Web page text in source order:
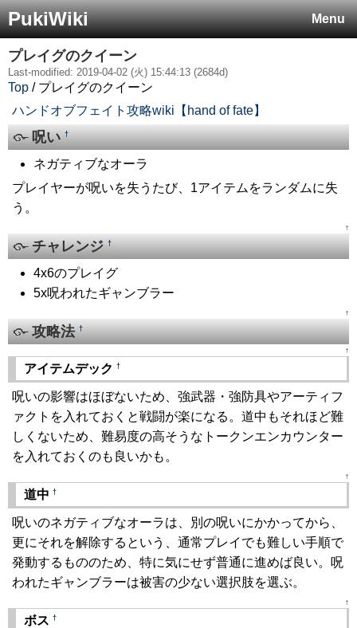
Menu
PukiWiki
プレイグのクイーン
Last-modified: 2019-04-02 (火) 15:44:13 (2684d)
Top / プレイグのクイーン
ハンドオブフェイト攻略wiki【hand of fate】
呪い†
ネガティブなオーラ
プレイヤーが呪いを失うたび、1アイテムをランダムに失
う。
↑
チャレンジ†
4x6のプレイグ
5x呪われたギャンブラー
↑
攻略法†
↑
アイテムデック †
呪いの影響はほぼないため、強武器・強防具やアーティフ
ァクトを入れておくと戦闘が楽になる。道中もそれほど難
しくないため、難易度の高そうなトークンエンカウンター
を入れておくのも良いかも。
↑
道中 †
呪いのネガティブなオーラは、別の呪いにかかってから、
更にそれを解除するという、通常プレイでも難しい手順で
発動するもののため、特に気にせず普通に進めば良い。呪
われたギャンブラーは被害の少ない選択肢を選ぶ。
↑
ボス †